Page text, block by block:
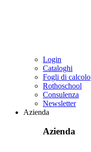
Login
Cataloghi
Fogli di calcolo
Rothoschool
Consulenza
Newsletter
Azienda
Azienda